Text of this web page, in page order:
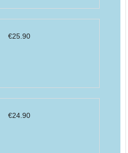
€25.90
€24.90